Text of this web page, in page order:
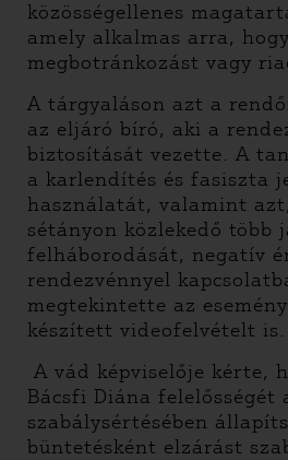
közösségellenes
amely alkalmas arra,
megbotránkozást vagy
A tárgyaláson azt a
az eljáró bíró, aki a
biztosítását vezette. A
a karlendítés és fasiszta
használatát, valamint
sétányon közlekedő több
felháborodását, negatív
rendezvénnyel
megtekintette az
készített videofelvételt is.
A vád képviselője kérte,
Bácsfi Diána felelősségét
szabálysértésében
büntetésként elzárást